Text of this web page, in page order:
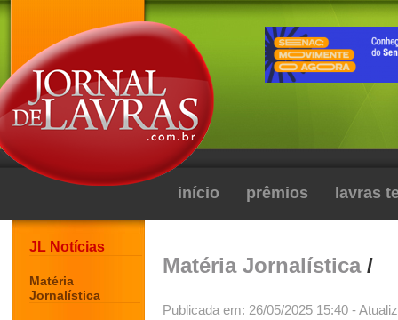
início prêmios lavras
JL Notícias
Matéria
Jornalística
Matéria Jornalística/
Publicada em: 26/05/2025 15:40 -